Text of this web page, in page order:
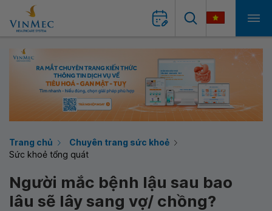
Trang chủ
Chuyên trang sức khoẻ
Sức khoẻ tổng quát
Người mắc bệnh lậu sau bao
lâu sẽ lây sang vợ/ chồng?